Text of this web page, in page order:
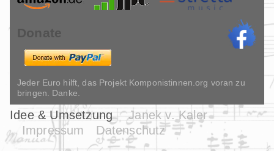
Donate
Jeder Euro hilft, das Projekt Komponistinnen.org voran zu
bringen. Danke.
Idee & Umsetzung
Janek v. Kaler
Impressum
Datenschutz